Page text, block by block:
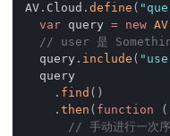
AV . Cloud . define (
var query = new AV
// user 是
  query
. include (
  query
. find ( )
. then ( function (
// 手动进行一次